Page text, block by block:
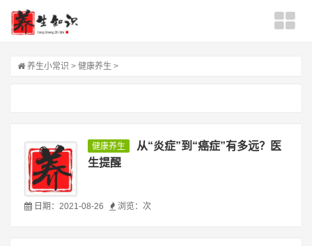
养生小常识 > 健康养生 >
健康养生
从“炎症”到“癌症”有多远？医
生提醒
日期：2021-08-26 浏览： 次